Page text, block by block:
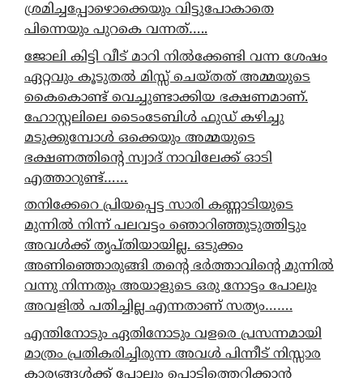
ശ്രമിച്ചപ്പോഴൊക്കെയും വിട്ടുപോകാതെ
പിന്നെയും പുറകെ വന്നത്…..
ജോലി കിട്ടി വീട് മാറി നിൽക്കേണ്ടി വന്ന ശേഷം
ഏറ്റവും കൂടുതൽ മിസ്സ് ചെയ്തത് അമ്മയുടെ
കൈകൊണ്ട് വെച്ചുണ്ടാക്കിയ ഭക്ഷണമാണ്.
ഹോസ്റ്റലിലെ ടൈംടേബിൾ ഫുഡ് കഴിച്ചു
മടുക്കുമ്പോൾ ഒക്കെയും അമ്മയുടെ
ഭക്ഷണത്തിന്റെ സ്വാദ് നാവിലേക്ക് ഓടി
എത്താറുണ്ട്……
തനിക്കേറെ പ്രിയപ്പെട്ട സാരി കണ്ണാടിയുടെ
മുന്നിൽ നിന്ന് പലവട്ടം ഞൊറിഞ്ഞുടുത്തിട്ടും
അവൾക്ക് തൃപ്തിയായില്ല. ഒടുക്കം
അണിഞ്ഞൊരുങ്ങി തന്റെ ഭർത്താവിന്റെ മുന്നിൽ
വന്നു നിന്നതും അയാളുടെ ഒരു നോട്ടം പോലും
അവളിൽ പതിച്ചില്ല എന്നതാണ് സത്യം…….
എന്തിനോടും ഏതിനോടും വളരെ പ്രസന്നമായി
മാത്രം പ്രതികരിച്ചിരുന്ന അവൾ പിന്നീട് നിസ്സാര